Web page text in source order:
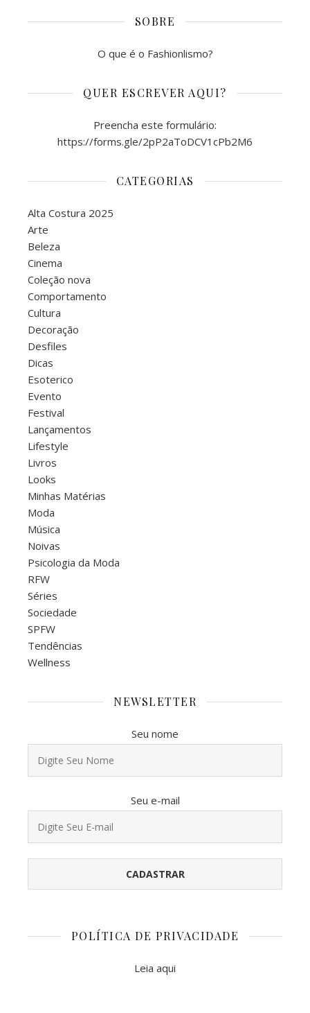
SOBRE
O que é o Fashionlismo?
QUER ESCREVER AQUI?
Preencha este formulário:
https://forms.gle/2pP2aToDCV1cPb2M6
CATEGORIAS
Alta Costura 2025
Arte
Beleza
Cinema
Coleção nova
Comportamento
Cultura
Decoração
Desfiles
Dicas
Esoterico
Evento
Festival
Lançamentos
Lifestyle
Livros
Looks
Minhas Matérias
Moda
Música
Noivas
Psicologia da Moda
RFW
Séries
Sociedade
SPFW
Tendências
Wellness
NEWSLETTER
Seu nome
Seu e-mail
POLÍTICA DE PRIVACIDADE
Leia aqui